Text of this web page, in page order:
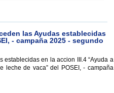
las Ayudas establecidas
- campaña 2025 - segundo
en la accion III.4 “Ayuda a
leche de vaca” del POSEI, - campaña